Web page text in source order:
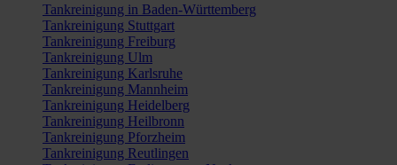
Tankreinigung in Baden-Württemberg
Tankreinigung Stuttgart
Tankreinigung Freiburg
Tankreinigung Ulm
Tankreinigung Karlsruhe
Tankreinigung Mannheim
Tankreinigung Heidelberg
Tankreinigung Heilbronn
Tankreinigung Pforzheim
Tankreinigung Reutlingen